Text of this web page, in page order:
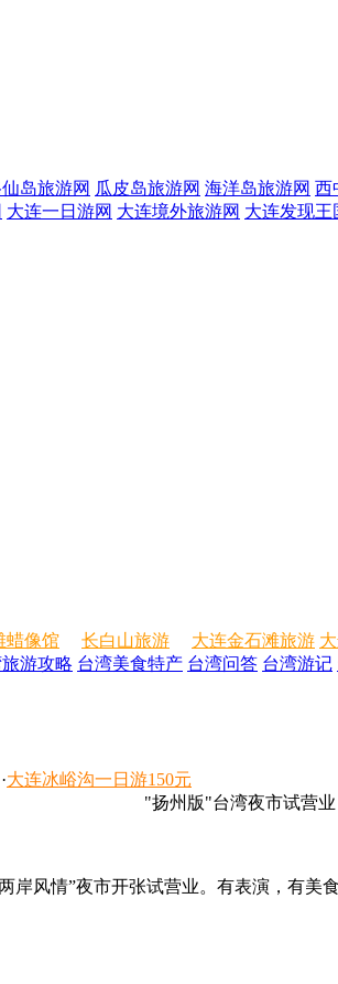
岛旅游网 瓜皮岛旅游网 海洋岛旅游网 西
大连一日游网 大连境外旅游网 大连发现王
蜡像馆 长白山旅游 大连金石滩旅游
游攻略 台湾美食特产 台湾问答 台湾游记
·大连冰峪沟一日游150元
"扬州版"台湾夜市试营业
岸风情”夜市开张试营业。有表演，有美